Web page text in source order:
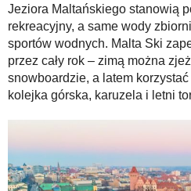
Jeziora Maltańskiego stanowią
rekreacyjny, a same wody
sportów wodnych. Malta Ski
przez cały rok – zimą można
snowboardzie, a latem
kolejka górska, karuzela i letni